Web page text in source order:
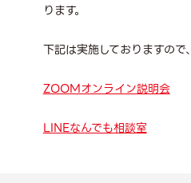
ります。
下記は実施しておりますので
ZOOMオンライン説明会
LINEなんでも相談室